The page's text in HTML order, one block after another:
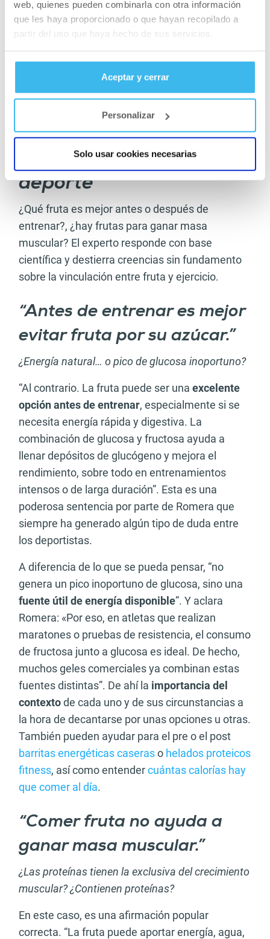
web, quienes pueden combinarla con otra información
que les haya proporcionado o que hayan recopilado a
partir del uso que haya hecho de sus servicios.
Aceptar y cerrar
Personalizar
Solo usar cookies necesarias
Helado proteico fitness: cómo
fáciles con proteína en polvo
La relación de fruta y
deporte
¿Qué fruta es mejor antes o después de
entrenar?, ¿hay frutas para ganar masa
muscular? El experto responde con base
científica y destierra creencias sin fundamento
sobre la vinculación entre fruta y ejercicio.
“Antes de entrenar es mejor
evitar fruta por su azúcar.”
¿Energía natural… o pico de glucosa inoportuno?
“Al contrario. La fruta puede ser una excelente
opción antes de entrenar, especialmente si se
necesita energía rápida y digestiva. La
combinación de glucosa y fructosa ayuda a
llenar depósitos de glucógeno y mejora el
rendimiento, sobre todo en entrenamientos
intensos o de larga duración”. Esta es una
poderosa sentencia por parte de Romera que
siempre ha generado algún tipo de duda entre
los deportistas.
A diferencia de lo que se pueda pensar, “no
genera un pico inoportuno de glucosa, sino una
fuente útil de energía disponible”. Y aclara
Romera: «Por eso, en atletas que realizan
maratones o pruebas de resistencia, el consumo
de fructosa junto a glucosa es ideal. De hecho,
muchos geles comerciales ya combinan estas
fuentes distintas”. De ahí la importancia del
contextode cada uno y de sus circunstancias a
la hora de decantarse por unas opciones u otras.
También pueden ayudar para el pre o el post
barritas energéticas caseraso helados proteicos
fitness, así como entendercuántas calorías hay
que comer al día.
“Comer fruta no ayuda a
ganar masa muscular.”
¿Las proteínas tienen la exclusiva del crecimiento
muscular? ¿Contienen proteínas?
En este caso, es una afirmación popular
correcta. “La fruta puede aportar energía, agua,